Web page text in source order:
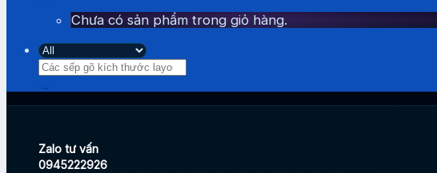
Zalo tư vấn
0945222926
Chưa có sản phẩm trong giỏ hàng.
Tìm
kiếm: